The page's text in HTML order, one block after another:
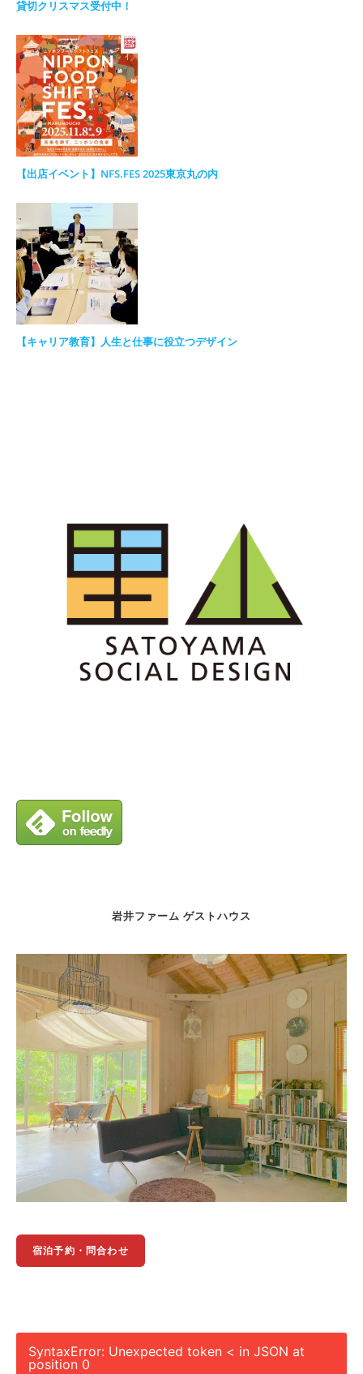
貸切クリスマス受付中！
【出店イベント】NFS.FES 2025東京丸の内
【キャリア教育】人生と仕事に役立つデザイン
岩井ファーム ゲストハウス
宿泊予約・問合わせ
SyntaxError: Unexpected token < in JSON at
position 0